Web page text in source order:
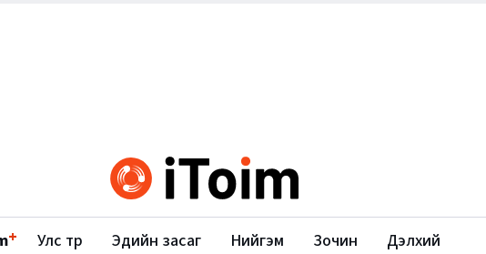
+ Улс төр Эдийн засаг Нийгэм Зочин Дэлхий